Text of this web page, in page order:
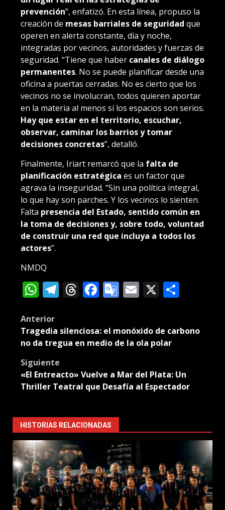
prevención”, enfatizó. En esta línea, propuso la
creación de mesas barriales de seguridad que
operen en alerta constante, día y noche,
integradas por vecinos, autoridades y fuerzas de
seguridad. “Tiene que haber canales de diálogo
permanentes. No se puede planificar desde una
oficina a puertas cerradas. No es cierto que los
vecinos no se involucran, todos quieren aportar
en la materia al menos si los espacios son serios.
Hay que estar en el territorio, escuchar,
observar, caminar los barrios y tomar
decisiones concretas”, detalló.
Finalmente, Iriart remarcó que la falta de
planificación estratégica es un factor que
agrava la inseguridad. “Sin una política integral,
lo que hay son parches. Y los vecinos lo sienten.
Falta presencia del Estado, sentido común en
la toma de decisiones y, sobre todo, voluntad
de construir una red que incluya a todos los
actores”.
NMDQ
WhatsApp
Telegram
Threads
Facebook
Google
Email
X
Post
navigation
Anterior
Tragedia silenciosa: el monóxido de carbono
no da tregua en medio de la ola polar
Siguiente
«El Entreacto» Vuelve a Mar del Plata: Un
Thriller Teatral que Desafía al Espectador
HISTORIAS RELACIONADAS